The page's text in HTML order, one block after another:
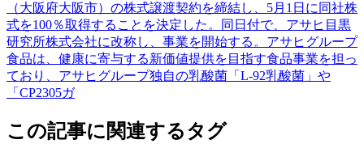
（大阪府大阪市）の株式譲渡契約を締結し、5月1日に同社株
式を100％取得することを決定した。同日付で、アサヒ目黒
研究所株式会社に改称し、事業を開始する。アサヒグループ
食品は、健康に寄与する新価値提供を目指す食品事業を担っ
ており、アサヒグループ独自の乳酸菌「L-92乳酸菌」や
「CP2305ガ
この記事に関連するタグ